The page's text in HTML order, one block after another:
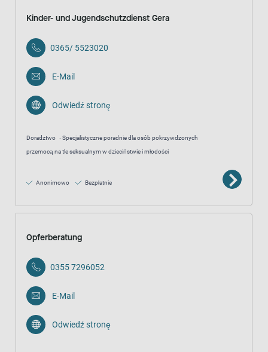
Kinder- und Jugendschutzdienst Gera
0365/ 5523020
E-Mail
Odwiedź stronę
Doradztwo
Specjalistyczne poradnie dla osób pokrzywdzonych
przemocą na tle seksualnym w dzieciństwie i młodości
Anonimowo Bezpłatnie
Opferberatung
0355 7296052
E-Mail
Odwiedź stronę